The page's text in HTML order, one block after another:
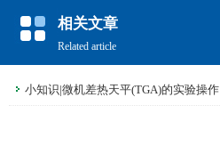
相关文章
Related article
小知识|微机差热天平(TGA)的实验操作